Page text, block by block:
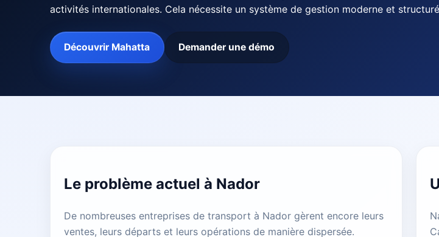
activités internationales. Cela nécessite un système de gestion moderne et
Découvrir Mahatta Demander une démo
Le problème actuel à Nador
De nombreuses entreprises de transport à Nador gèrent encore leurs
ventes, leurs départs et leurs opérations de manière dispersée.